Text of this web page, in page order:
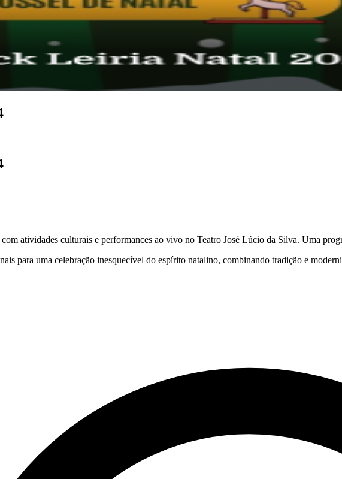
atividades culturais e performances ao vivo no Teatro José Lúcio da Silva. Uma
para uma celebração inesquecível do espírito natalino, combinando tradição e